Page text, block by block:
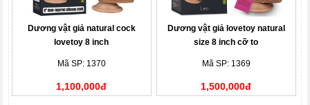
Dương vật giả natural cock
lovetoy 8 inch
Mã SP: 1370
1,100,000đ
Dương vật giả lovetoy natural
size 8 inch cỡ to
Mã SP: 1369
1,500,000đ